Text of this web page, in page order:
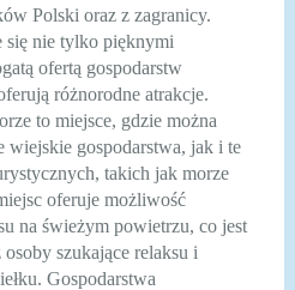
Polski oraz z zagranicy.
się nie tylko pięknymi
ofertą gospodarstw
różnorodne atrakcje.
to miejsce, gdzie można
wiejskie gospodarstwa, jak i te
takich jak morze
oferuje możliwość
na świeżym powietrzu, co jest
szukające relaksu i
Gospodarstwa